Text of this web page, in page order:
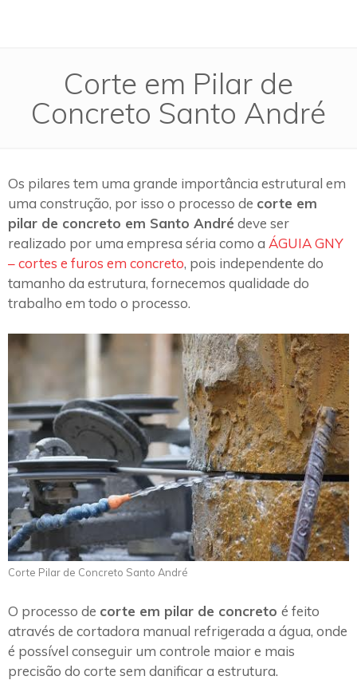
Corte em Pilar de
Concreto Santo André
Os pilares tem uma grande importância estrutural em
uma construção, por isso o processo de corte em
pilar de concreto em Santo André deve ser
realizado por uma empresa séria como a ÁGUIA GNY
– cortes e furos em concreto, pois independente do
tamanho da estrutura, fornecemos qualidade do
trabalho em todo o processo.
Corte Pilar de Concreto Santo André
O processo de corte em pilar de concreto é feito
através de cortadora manual refrigerada a água, onde
é possível conseguir um controle maior e mais
precisão do corte sem danificar a estrutura.